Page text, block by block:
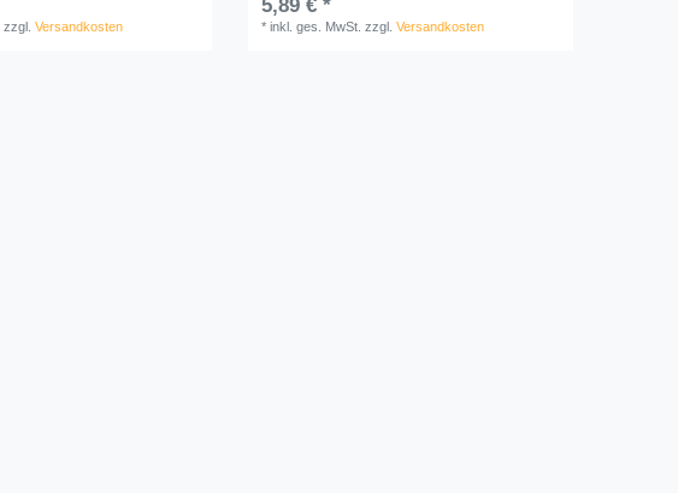
zzgl.Versandkosten
5,89 € *
*inkl. ges. MwSt. zzgl.Versandkosten